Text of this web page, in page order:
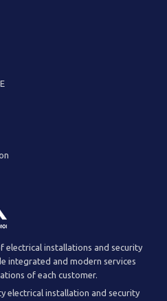
electrical installations and security
integrated and modern services
of each customer.
electrical installation and security